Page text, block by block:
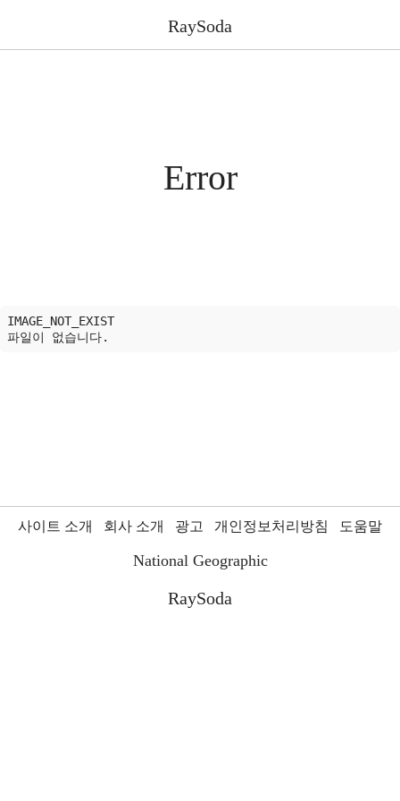
RaySoda
Error
IMAGE_NOT_EXIST
사이트 소개 회사 소개 광고 개인정보처리방침 도움말
National Geographic
RaySoda